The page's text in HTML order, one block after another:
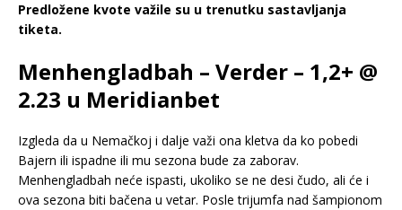
Predložene kvote važile su u trenutku sastavljanja
tiketa.
Menhengladbah – Verder – 1,2+ @
2.23 u Meridianbet
Izgleda da u Nemačkoj i dalje važi ona kletva da ko pobedi
Bajern ili ispadne ili mu sezona bude za zaborav.
Menhengladbah neće ispasti, ukoliko se ne desi čudo, ali će i
ova sezona biti bačena u vetar. Posle trijumfa nad šampionom